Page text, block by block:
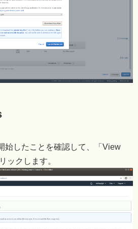
始したことを確認して、「View
ックします。